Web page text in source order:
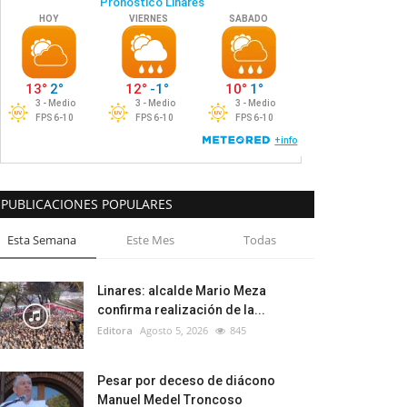
PUBLICACIONES POPULARES
Esta Semana Este Mes Todas
Linares: alcalde Mario Meza
confirma realización de la...
Editora Agosto 5, 2026 845
Pesar por deceso de diácono
Manuel Medel Troncoso